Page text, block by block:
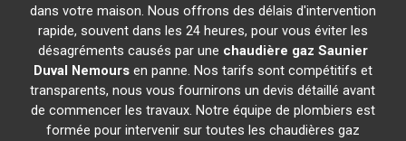
dans votre maison. Nous offrons des délais d'intervention
rapide, souvent dans les 24 heures, pour vous éviter les
désagréments causés par une chaudière gaz Saunier
Duval Nemoursen panne. Nos tarifs sont compétitifs et
transparents, nous vous fournirons un devis détaillé avant
de commencer les travaux. Notre équipe de plombiers est
formée pour intervenir sur toutes les chaudières gaz